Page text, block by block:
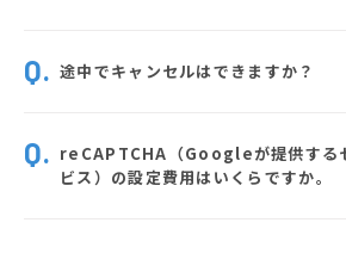
途中でキャンセルはできますか？
reCAPTCHA（Googleが提供する
ビス）の設定費用はいくらですか。